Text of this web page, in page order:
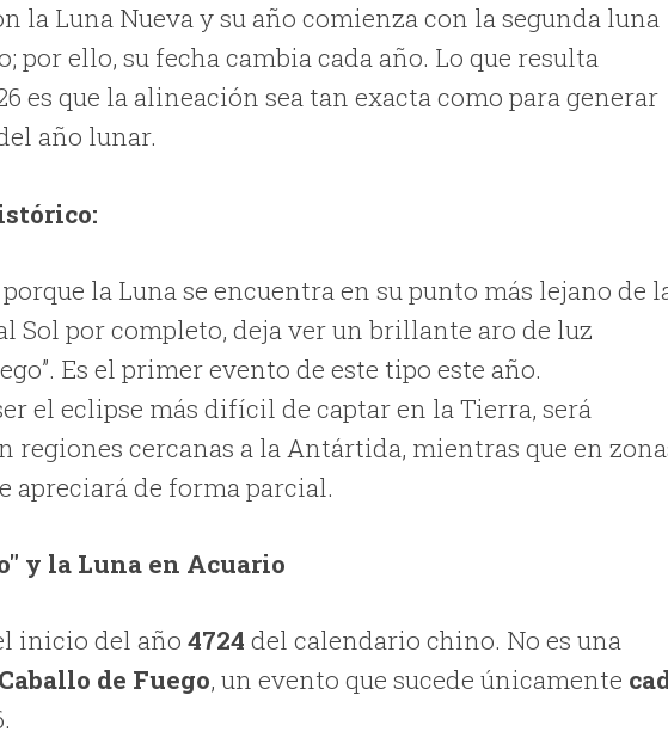
la Luna Nueva y su año comienza con la segunda luna
ello, su fecha cambia cada año. Lo que resulta
es que la alineación sea tan exacta como para generar
año lunar.
la Luna se encuentra en su punto más lejano de
Sol por completo, deja ver un brillante aro de luz
Es el primer evento de este tipo este año.
el eclipse más difícil de captar en la Tierra, será
regiones cercanas a la Antártida, mientras que en
apreciará de forma parcial.
y la Luna en Acuario
inicio del año4724 del calendario chino. No es una
Caballo de Fuego, un evento que sucede únicamente